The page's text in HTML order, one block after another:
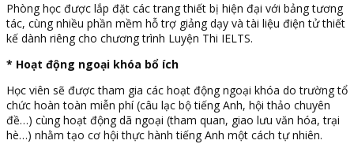
Phòng học được lắp đặt các trang thiết bị hiện đại với bảng tương
tác, cùng nhiều phần mềm hỗ trợ giảng dạy và tài liệu điện tử thiết
kế dành riêng cho chương trình Luyện Thi IELTS.
* Hoạt động ngoại khóa bổ ích
Học viên sẽ được tham gia các hoạt động ngoại khóa do trường tổ
chức hoàn toàn miễn phí (câu lạc bộ tiếng Anh, hội thảo chuyên
đề…) cùng hoạt động dã ngoại (tham quan, giao lưu văn hóa, trại
hè…) nhằm tạo cơ hội thực hành tiếng Anh một cách tự nhiên.